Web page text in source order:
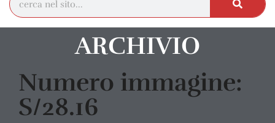
ARCHIVIO
Numero immagine:
S/28.16